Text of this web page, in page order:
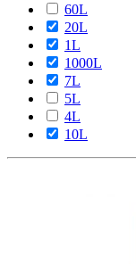
60L
20L
1L
1000L
7L
5L
4L
10L